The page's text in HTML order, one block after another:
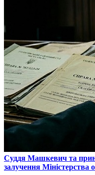
​Суддя Машкевич та
залучення Міністерства